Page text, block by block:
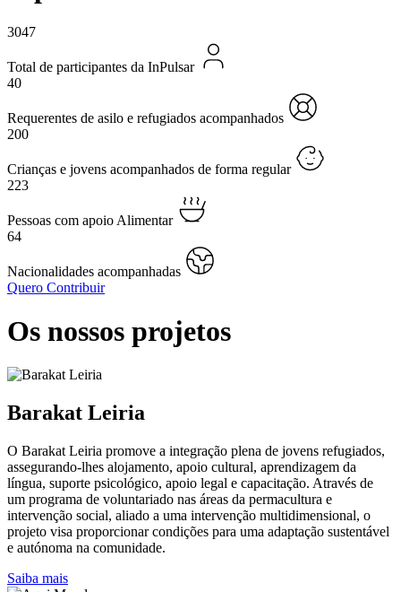
3047
Total de participantes da InPulsar
40
Requerentes de asilo e refugiados acompanhados
200
Crianças e jovens acompanhados de forma regular
223
Pessoas com apoio Alimentar
64
Nacionalidades acompanhadas
Quero Contribuir
Os nossos projetos
Barakat Leiria
O Barakat Leiria promove a integração plena de jovens refugiados,
assegurando-lhes alojamento, apoio cultural, aprendizagem da
língua, suporte psicológico, apoio legal e capacitação. Através de
um programa de voluntariado nas áreas da permacultura e
intervenção social, aliado a uma intervenção multidimensional, o
projeto visa proporcionar condições para uma adaptação sustentável
e autónoma na comunidade.
Saiba mais